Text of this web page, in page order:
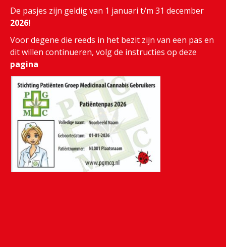
De pasjes zijn geldig van 1 januari t/m 31 december
2026!
Voor degene die reeds in het bezit zijn van een pas en
dit willen continueren, volg de instructies op deze
pagina